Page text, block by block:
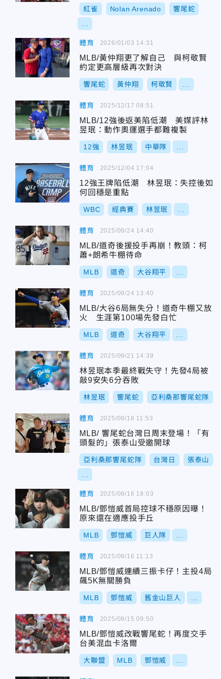
紅雀 Nolan Arenado 響尾蛇
體育
MLB/黃仲翔更了解自己 與柯敬賢
約定更高層級再次對決
響尾蛇 黃仲翔 柯敬賢
2026/01/03 14:31
體育
MLB/12強後返美陷低潮 美媒評林
昱珉：動作奧運選手都難複製
12強 林昱珉 中華隊
2025/12/17 08:51
體育
12強王牌陷低潮 林昱珉：失控後如
何回穩是重點
WBC 經典賽 林昱珉
2025/12/04 17:04
體育
MLB/道奇後援投手再崩！教頭：柯
蕭+朗希牛棚待命
MLB 道奇 大谷翔平
2025/09/24 14:40
體育
MLB/大谷6局無失分！道奇牛棚又放
火 生涯第100場先發白忙
MLB 道奇 大谷翔平
2025/09/24 13:40
體育
林昱珉本季最終戰失守！先發4局被
敲9安失6分吞敗
林昱珉 響尾蛇 亞利桑那響尾蛇隊
2025/09/21 14:39
體育
MLB/ 響尾蛇台灣日周末登場！「有
頭髮的」張泰山受邀開球
亞利桑那響尾蛇隊 台灣日 張泰山
2025/09/18 11:53
體育
MLB/鄧愷威首局控球不穩原因曝！
原來還在適應投手丘
MLB 鄧愷威 巨人隊
2025/09/16 18:03
體育
MLB/鄧愷威連續三振卡仔！主投4局
飆5K無關勝負
MLB 鄧愷威 舊金山巨人
2025/09/16 11:13
體育
MLB/鄧愷威改戰響尾蛇！再度交手
台美混血卡洛爾
大聯盟 MLB 鄧愷威
2025/09/15 09:50